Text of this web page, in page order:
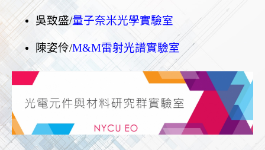
吳致盛/量子奈米光學實驗室
陳姿伶/M&M雷射光譜實驗室